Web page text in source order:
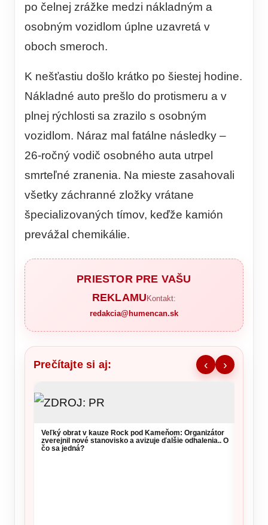
po čelnej zrážke medzi nákladným a
osobným vozidlom úplne uzavretá v
oboch smeroch.
K nešťastiu došlo krátko po šiestej hodine.
Nákladné auto prešlo do protismeru a v
plnej rýchlosti sa zrazilo s osobným
vozidlom. Náraz mal fatálne následky –
26-ročný vodič osobného auta utrpel
smrteľné zranenia. Na mieste zasahovali
všetky záchranné zložky vrátane
špecializovaných tímov, keďže kamión
prevážal chemikálie.
PRIESTOR PRE VAŠU
REKLAMU Kontakt:
redakcia@humencan.sk
Prečítajte si aj: ‹ ›
Veľký obrat v kauze Rock pod Kameňom: Organizátor
zverejnil nové stanovisko a avizuje ďalšie odhalenia.. O
čo sa jedná?